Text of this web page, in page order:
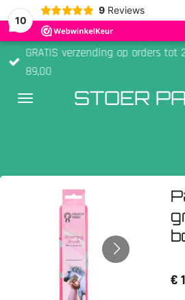
10
9 Reviews
STOER
GRATIS verzending op orders tot
89,00
€